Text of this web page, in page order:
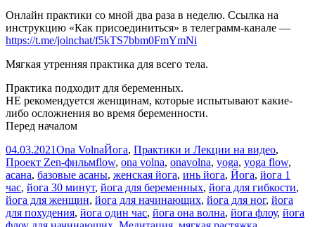
Онлайн практики со мной два раза в неделю. Ссылка на
инструкцию «Как присоединиться» в телеграмм-канале —
https://t.me/joinchat/f5kTS7bbm0FmYmNi
Мягкая утренняя практика для всего тела.
Практика подходит для беременных.
НЕ рекомендуется женщинам, которые испытывают какие-
либо осложнения во время беременности.
Перед началом
Опубликовано
04.03.2021Автор
Ona VolnaРубрики
Йога, Практики и Лекции на видео,
Проект Zen-фильмМетки
flow, ona volna, onavolna, yoga, yoga flow,
асана, базовые асаны, женская йога, инь йога, Йога, йога 1
час, йога 30 минут, йога для беременных, йога для гибкости,
йога для женщин, йога для начинающих, йога для ног, йога
для похудения, йога один час, йога она волна, йога флоу, йога